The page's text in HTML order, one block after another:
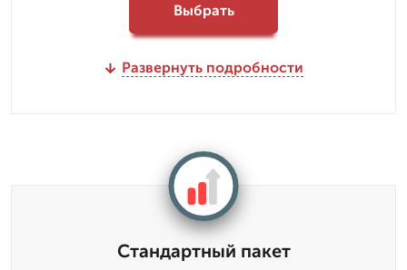
Выбрать
Развернуть подробности
Стандартный пакет